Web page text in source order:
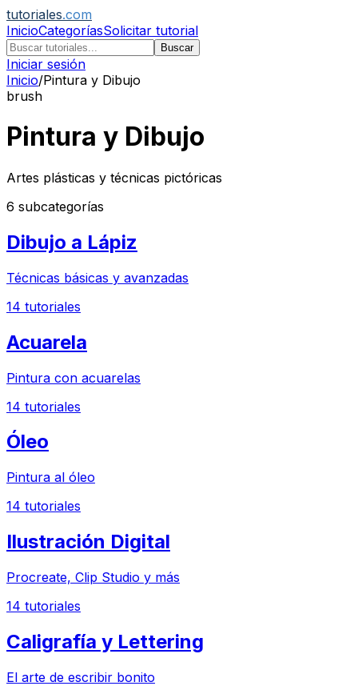
tutoriales.com
InicioCategoríasSolicitar tutorial
Buscar
Iniciar sesión
Inicio/Pintura y Dibujo
brush
Pintura y Dibujo
Artes plásticas y técnicas pictóricas
6 subcategorías
Dibujo a Lápiz
Técnicas básicas y avanzadas
14 tutoriales
Acuarela
Pintura con acuarelas
14 tutoriales
Óleo
Pintura al óleo
14 tutoriales
Ilustración Digital
Procreate, Clip Studio y más
14 tutoriales
Caligrafía y Lettering
El arte de escribir bonito